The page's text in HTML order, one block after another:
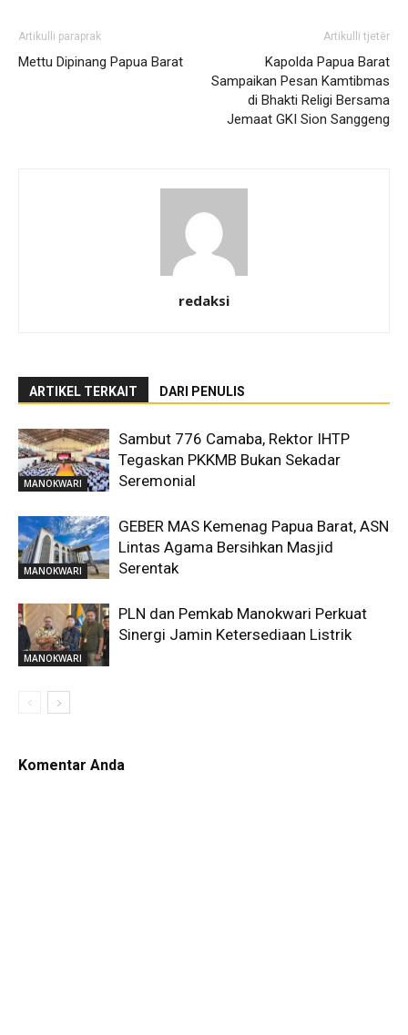
Artikulli paraprak
Mettu Dipinang Papua Barat
Artikulli tjetër
Kapolda Papua Barat
Sampaikan Pesan Kamtibmas
di Bhakti Religi Bersama
Jemaat GKI Sion Sanggeng
redaksi
ARTIKEL TERKAIT DARI PENULIS
MANOKWARI
Sambut 776 Camaba, Rektor IHTP
Tegaskan PKKMB Bukan Sekadar
Seremonial
MANOKWARI
GEBER MAS Kemenag Papua Barat, ASN
Lintas Agama Bersihkan Masjid
Serentak
MANOKWARI
PLN dan Pemkab Manokwari Perkuat
Sinergi Jamin Ketersediaan Listrik
Komentar Anda